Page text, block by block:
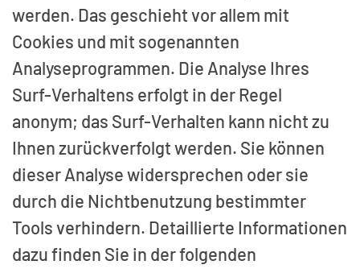
werden. Das geschieht vor allem mit
Cookies und mit sogenannten
Analyseprogrammen. Die Analyse Ihres
Surf-Verhaltens erfolgt in der Regel
anonym; das Surf-Verhalten kann nicht zu
Ihnen zurückverfolgt werden. Sie können
dieser Analyse widersprechen oder sie
durch die Nichtbenutzung bestimmter
Tools verhindern. Detaillierte Informationen
dazu finden Sie in der folgenden